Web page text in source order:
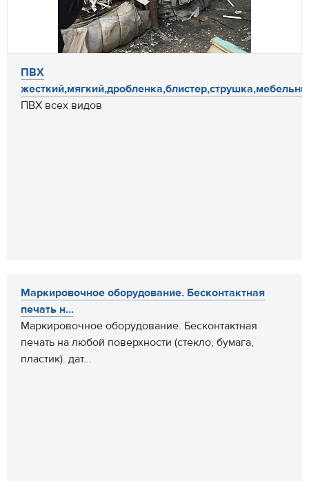
ПВХ
ПВХ всех видов
Маркировочное оборудование. Бесконтактная
печать н...
Маркировочное оборудование. Бесконтактная
печать на любой поверхности (стекло, бумага,
пластик). дат...